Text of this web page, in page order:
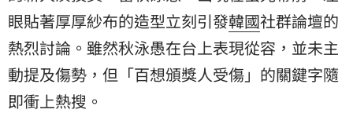
眼貼著厚厚紗布的造型立刻引發韓國社群論壇的
熱烈討論。雖然秋泳愚在台上表現從容，並未主
動提及傷勢，但「百想頒獎人受傷」的關鍵字隨
即衝上熱搜。